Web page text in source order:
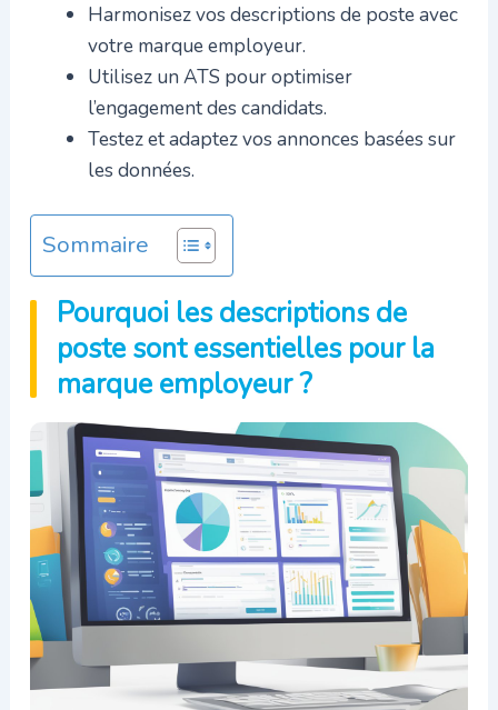
Harmonisez vos descriptions de poste avec
votre marque employeur.
Utilisez un ATS pour optimiser
l’engagement des candidats.
Testez et adaptez vos annonces basées sur
les données.
Sommaire
Pourquoi les descriptions de
poste sont essentielles pour la
marque employeur ?